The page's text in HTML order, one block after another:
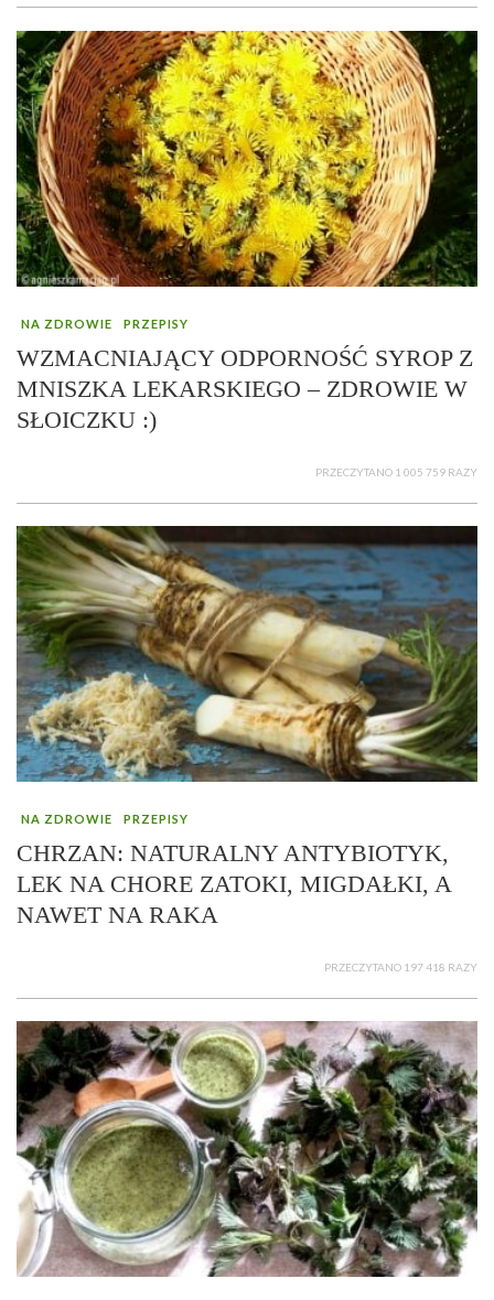
NA ZDROWIE PRZEPISY
WZMACNIAJĄCY ODPORNOŚĆ SYROP Z
MNISZKA LEKARSKIEGO – ZDROWIE W
SŁOICZKU :)
PRZECZYTANO 1 005 759 RAZY
NA ZDROWIE PRZEPISY
CHRZAN: NATURALNY ANTYBIOTYK,
LEK NA CHORE ZATOKI, MIGDAŁKI, A
NAWET NA RAKA
PRZECZYTANO 197 418 RAZY